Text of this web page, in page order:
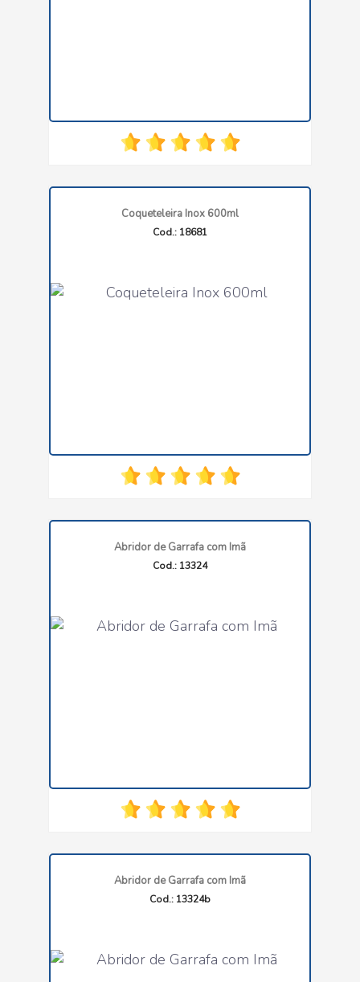
Coqueteleira Inox 600ml
Cod.: 18681
Abridor de Garrafa com Imã
Cod.: 13324
Abridor de Garrafa com Imã
Cod.: 13324b